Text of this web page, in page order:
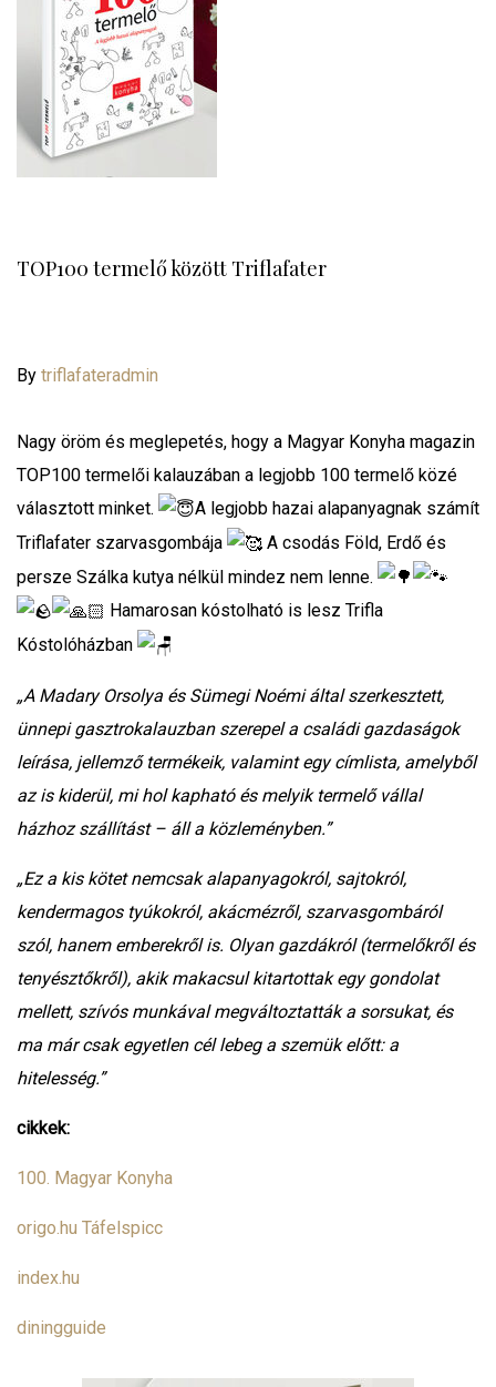
TOP100 termelő között Triflafater
By triflafateradmin
Nagy öröm és meglepetés, hogy a Magyar Konyha magazin
TOP100 termelői kalauzában a legjobb 100 termelő közé
választott minket.
A legjobb hazai alapanyagnak számít
Triflafater szarvasgombája
A csodás Föld, Erdő és
persze Szálka kutya nélkül mindez nem lenne.
Hamarosan kóstolható is lesz Trifla
Kóstolóházban
„A Madary Orsolya és Sümegi Noémi által szerkesztett,
ünnepi gasztrokalauzban szerepel a családi gazdaságok
leírása, jellemző termékeik, valamint egy címlista, amelyből
az is kiderül, mi hol kapható és melyik termelő vállal
házhoz szállítást – áll a közleményben.”
„Ez a kis kötet nemcsak alapanyagokról, sajtokról,
kendermagos tyúkokról, akácmézről, szarvasgombáról
szól, hanem emberekről is. Olyan gazdákról (termelőkről és
tenyésztőkről), akik makacsul kitartottak egy gondolat
mellett, szívós munkával megváltoztatták a sorsukat, és
ma már csak egyetlen cél lebeg a szemük előtt: a
hitelesség.”
cikkek:
100. Magyar Konyha
origo.hu Táfelspicc
index.hu
diningguide